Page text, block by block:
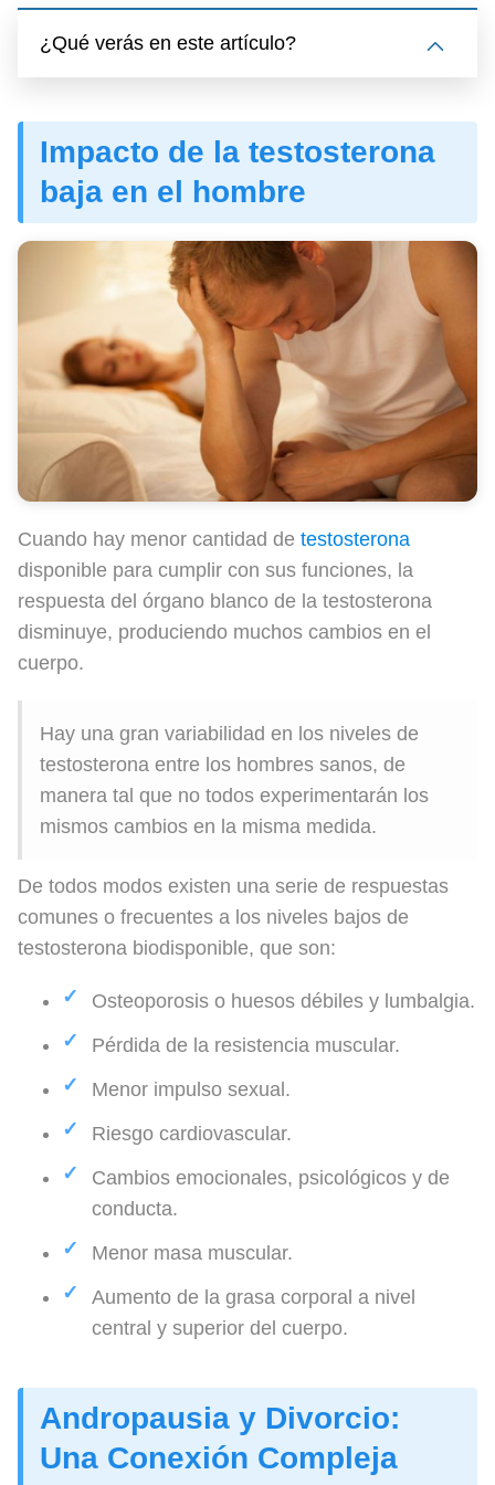
¿Qué verás en este artículo?
Impacto de la testosterona
baja en el hombre
Cuando hay menor cantidad de testosterona
disponible para cumplir con sus funciones, la
respuesta del órgano blanco de la testosterona
disminuye, produciendo muchos cambios en el
cuerpo.
Hay una gran variabilidad en los niveles de
testosterona entre los hombres sanos, de
manera tal que no todos experimentarán los
mismos cambios en la misma medida.
De todos modos existen una serie de respuestas
comunes o frecuentes a los niveles bajos de
testosterona biodisponible, que son:
Osteoporosis o huesos débiles y lumbalgia.
Pérdida de la resistencia muscular.
Menor impulso sexual.
Riesgo cardiovascular.
Cambios emocionales, psicológicos y de
conducta.
Menor masa muscular.
Aumento de la grasa corporal a nivel
central y superior del cuerpo.
Andropausia y Divorcio:
Una Conexión Compleja